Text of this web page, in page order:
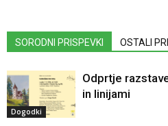
SORODNI PRISPEVKI OSTALI
Dogodki
Odprtje
in linijami